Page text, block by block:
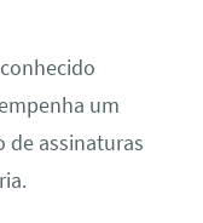
um
de assinaturas